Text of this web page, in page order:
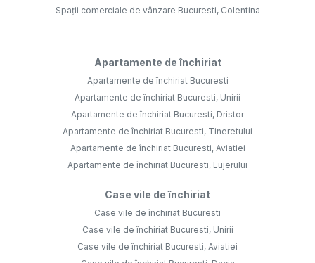
Spații comerciale de vânzare Bucuresti, Colentina
Apartamente de închiriat
Apartamente de închiriat Bucuresti
Apartamente de închiriat Bucuresti, Unirii
Apartamente de închiriat Bucuresti, Dristor
Apartamente de închiriat Bucuresti, Tineretului
Apartamente de închiriat Bucuresti, Aviatiei
Apartamente de închiriat Bucuresti, Lujerului
Case vile de închiriat
Case vile de închiriat Bucuresti
Case vile de închiriat Bucuresti, Unirii
Case vile de închiriat Bucuresti, Aviatiei